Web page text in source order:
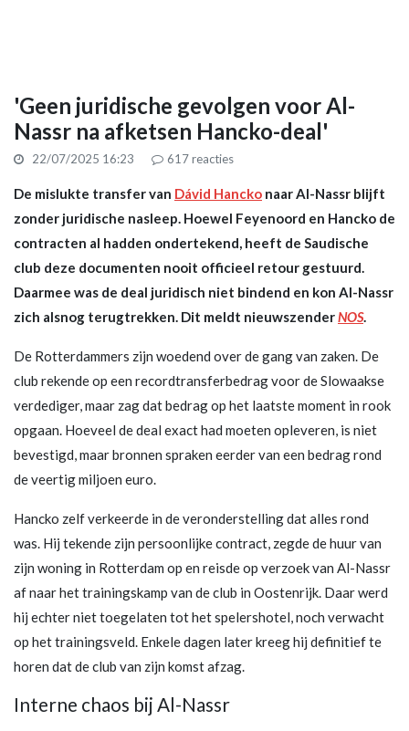
'Geen juridische gevolgen voor Al-
Nassr na afketsen Hancko-deal'
22/07/2025 16:23 617reacties
De mislukte transfer van Dávid Hancko naar Al-Nassr blijft
zonder juridische nasleep. Hoewel Feyenoord en Hancko de
contracten al hadden ondertekend, heeft de Saudische
club deze documenten nooit officieel retour gestuurd.
Daarmee was de deal juridisch niet bindend en kon Al-Nassr
zich alsnog terugtrekken. Dit meldt nieuwszenderNOS.
De Rotterdammers zijn woedend over de gang van zaken. De
club rekende op een recordtransferbedrag voor de Slowaakse
verdediger, maar zag dat bedrag op het laatste moment in rook
opgaan. Hoeveel de deal exact had moeten opleveren, is niet
bevestigd, maar bronnen spraken eerder van een bedrag rond
de veertig miljoen euro.
Hancko zelf verkeerde in de veronderstelling dat alles rond
was. Hij tekende zijn persoonlijke contract, zegde de huur van
zijn woning in Rotterdam op en reisde op verzoek van Al-Nassr
af naar het trainingskamp van de club in Oostenrijk. Daar werd
hij echter niet toegelaten tot het spelershotel, noch verwacht
op het trainingsveld. Enkele dagen later kreeg hij definitief te
horen dat de club van zijn komst afzag.
Interne chaos bij Al-Nassr